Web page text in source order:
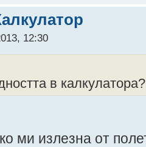
12:30
в
ми излезна от